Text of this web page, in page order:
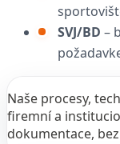
SVJ/BD –
Naše procesy,
firemní a
dokumentace,